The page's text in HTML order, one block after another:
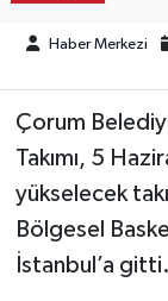
Haber Merkezi
Çorum
Takımı, 5
yükselecek
Bölgesel
İstanbul’a gitti.
Osmancık
Sungurlu
Uğurludağ
Sağlık